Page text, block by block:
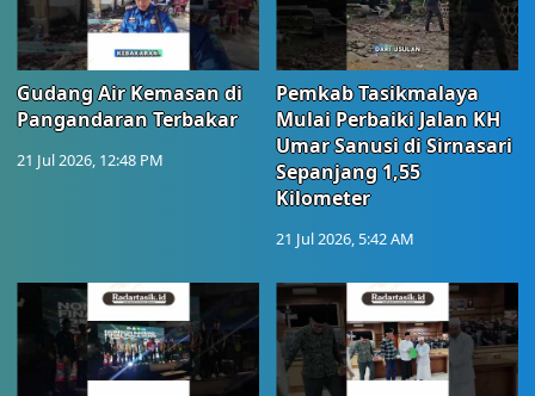
Gudang Air Kemasan di
Pangandaran Terbakar
21 Jul 2026, 12:48 PM
Pemkab Tasikmalaya
Mulai Perbaiki Jalan KH
Umar Sanusi di Sirnasari
Sepanjang 1,55
Kilometer
21 Jul 2026, 5:42 AM